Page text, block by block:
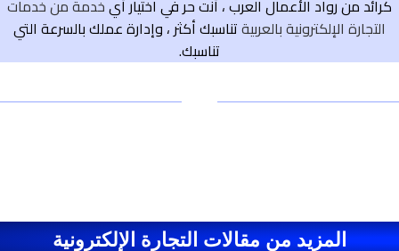
كرائد من رواد الأعمال العرب ، أنت حر في اختيار أيخدمة من خدمات
التجارة الإلكترونية بالعربيةتناسبك أكثر ، وإدارة عملك بالسرعة التي
تناسبك.
المزيد من مقالات التجارة الإلكترونية